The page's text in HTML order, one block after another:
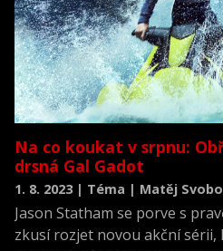
Na co koukat v srpnu:
drsná Gal Gadot
1. 8. 2023 | Téma | Matěj
Jason Statham se porve s
zkusí rozjet novou akční